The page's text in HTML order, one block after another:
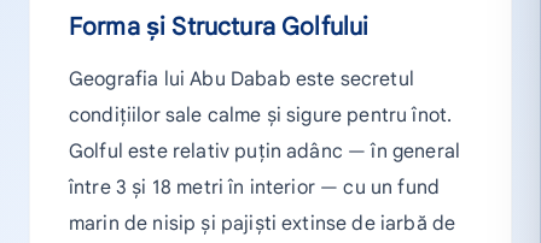
Forma și Structura Golfului
Geografia lui Abu Dabab este secretul
condițiilor sale calme și sigure pentru înot.
Golful este relativ puțin adânc — în general
între 3 și 18 metri în interior — cu un fund
marin de nisip și pajiști extinse de iarbă de